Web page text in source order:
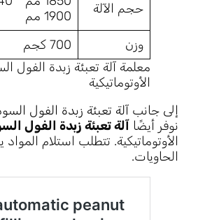
حجم الآلة
1900 مم
وزن
700 كجم
معلمة آلة تعبئة زبدة الفول
الأوتوماتيكية
إلى جانب آلة تعبئة زبدة الفول
نوفر أيضًا آلة تعبئة زبدة الفول
الأوتوماتيكية. تتطلب استلام
الحاويات.